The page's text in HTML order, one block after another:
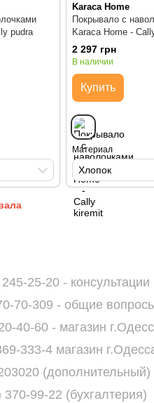
pudra
Karaca Home
Покрывало с
Karaca Home -
2 297 грн
В наличии
Купить
Материал
Хлопок
25-20 - консультации
70-309 - общие
40-60 - магазин
333-4 магазин
(дополнительный)
370-99-22 (бухгалтерия)